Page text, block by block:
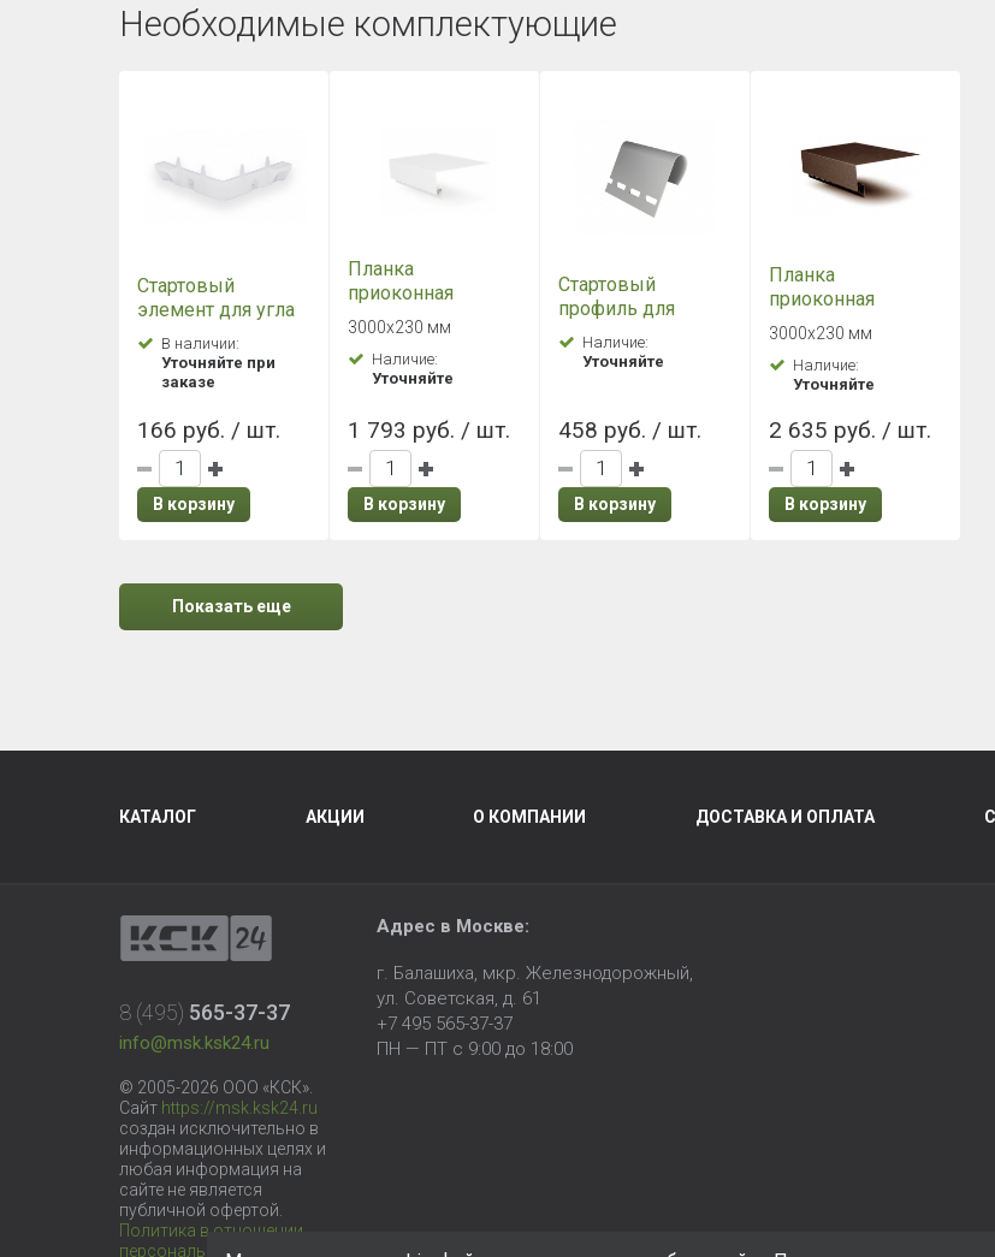
Необходимые комплектующие
Стартовый
элемент для угла
фасадной панели
Grand Line (Гранд
Лайн)
В наличии:
Уточняйте при
заказе
166 руб. / шт.
В корзину
Планка
приоконная
широкая 7/8" Grand
Белая
3000х230 мм
Наличие:
Уточняйте
1 793 руб. / шт.
В корзину
Стартовый
профиль для
Фасадных панелей
Grand Line 3.0
Наличие:
Уточняйте
458 руб. / шт.
В корзину
Планка
приоконная
широкая 7/8" Grand
Темный дуб
3000х230 мм
Наличие:
Уточняйте
2 635 руб. / шт.
В корзину
Показать еще
КАТАЛОГ АКЦИИ О КОМПАНИИ ДОСТАВКА И ОПЛАТА
8 (495) 565-37-37
info@msk.ksk24.ru
© 2005-2026 ООО «КСК».
Сайт https://msk.ksk24.ru
создан исключительно в
информационных целях и
любая информация на
сайте не является
публичной офертой.
Политика в отношении
персональных данных
Адрес в Москве:
г. Балашиха, мкр. Железнодорожный,
ул. Советская, д. 61
+7 495 565-37-37
ПН — ПТ с 9:00 до 18:00